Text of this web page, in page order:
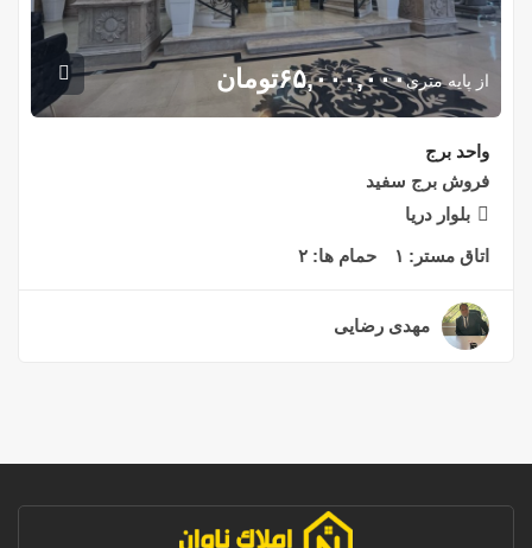
از پایه متری۶۵,۰۰۰,۰۰۰تومان
واحد برج
فروش برج سفید
بلوار دریا
اتاق مستر: ۱ حمام ها: ۲
مهدی رضایی